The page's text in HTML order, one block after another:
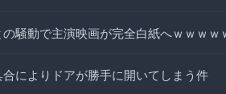
騒動で主演映画が完全白紙へｗｗｗｗ
によりドアが勝手に開いてしまう件